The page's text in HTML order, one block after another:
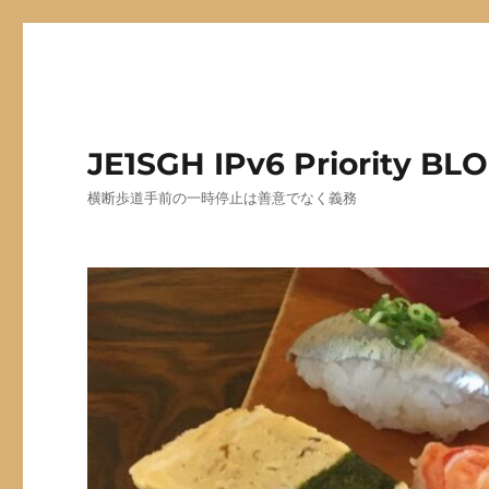
JE1SGH IPv6 Priority
横断歩道手前の一時停止は善意でなく義務